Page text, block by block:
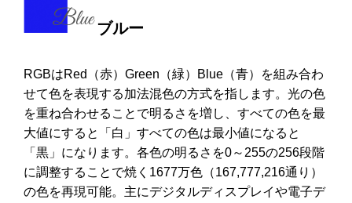
ブルー
RGBはRed（赤）Green（緑）Blue（青）を組み合わ
せて色を表現する加法混色の方式を指します。光の色
を重ね合わせることで明るさを増し、すべての色を最
大値にすると「白」すべての色は最小値になると
「黒」になります。各色の明るさを0～255の256段階
に調整することで焼く1677万色（167,777,216通り）
の色を再現可能。主にデジタルディスプレイや電子デ